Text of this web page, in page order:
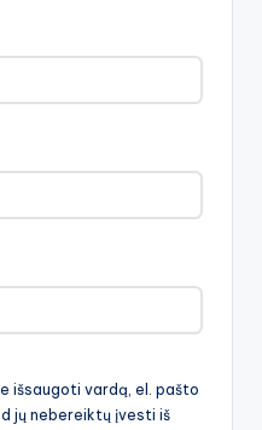
išsaugoti vardą, el. pašto
jų nebereiktų įvesti iš